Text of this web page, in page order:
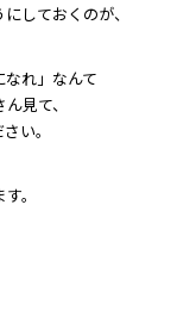
しておくのが、
れ」なんて
見て、
い。
。